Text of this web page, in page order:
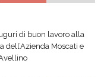
di buon lavoro alla
dell’Azienda Moscati e